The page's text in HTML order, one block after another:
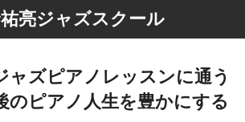
亮ジャズスクール
ャズピアノレッスンに通う
のピアノ人生を豊かにする